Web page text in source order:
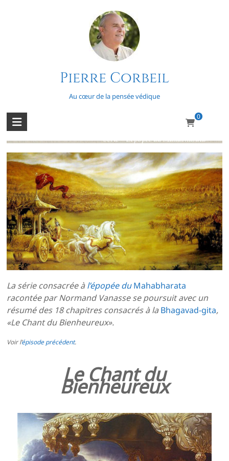
Pierre Corbeil
Au cœur de la pensée védique
0
L’épopée du Mahabharata – Épisode
La série consacrée àl’épopée duMahabharata
racontée par Normand Vanasse se poursuit avec un
résumé des 18 chapitres consacrés à laBhagavad-gita,
«Le Chant du Bienheureux».
Voir l’épisode précédent.
Le Chant du
Bienheureux